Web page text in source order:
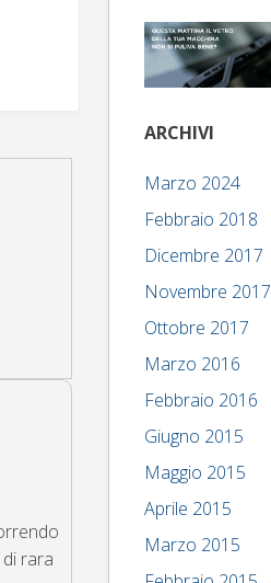
rara
ARCHIVI
Marzo 2024
Febbraio 2018
Dicembre 2017
Novembre 2017
Ottobre 2017
Marzo 2016
Febbraio 2016
Giugno 2015
Maggio 2015
Aprile 2015
Marzo 2015